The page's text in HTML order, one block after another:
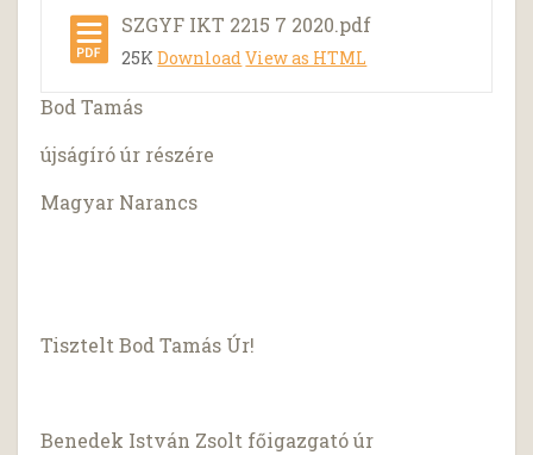
SZGYF IKT 2215 7 2020.pdf
25KDownloadView as HTML
Bod Tamás
újságíró úr részére
Magyar Narancs
Tisztelt Bod Tamás Úr!
Benedek István Zsolt főigazgató úr